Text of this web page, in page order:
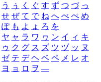
う ぅ く ぐ す ず つ づ っ
せ ぜ て で ね へ べ ぺ め
ぽ も よ ょ ろ を
ヤ ャ ラ ワ ヮ ン イ ィ キ
ゥ ク グ ス ズ ツ ヅ ッ ヌ
ゼ テ デ ヘ ベ ペ メ レ オ
ヨ ョ ロ ヲ ―